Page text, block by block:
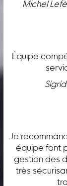
Michel
Équipe
Je
équipe font
gestion des
très